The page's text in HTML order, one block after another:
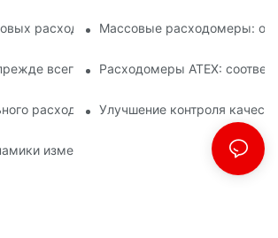
расходомеров в химическом
Массовые расходомеры:
всего: понимание расходомеров
Расходомеры ATEX:
расходомера ATEX для работы с
Улучшение контроля
измерения массового расхода